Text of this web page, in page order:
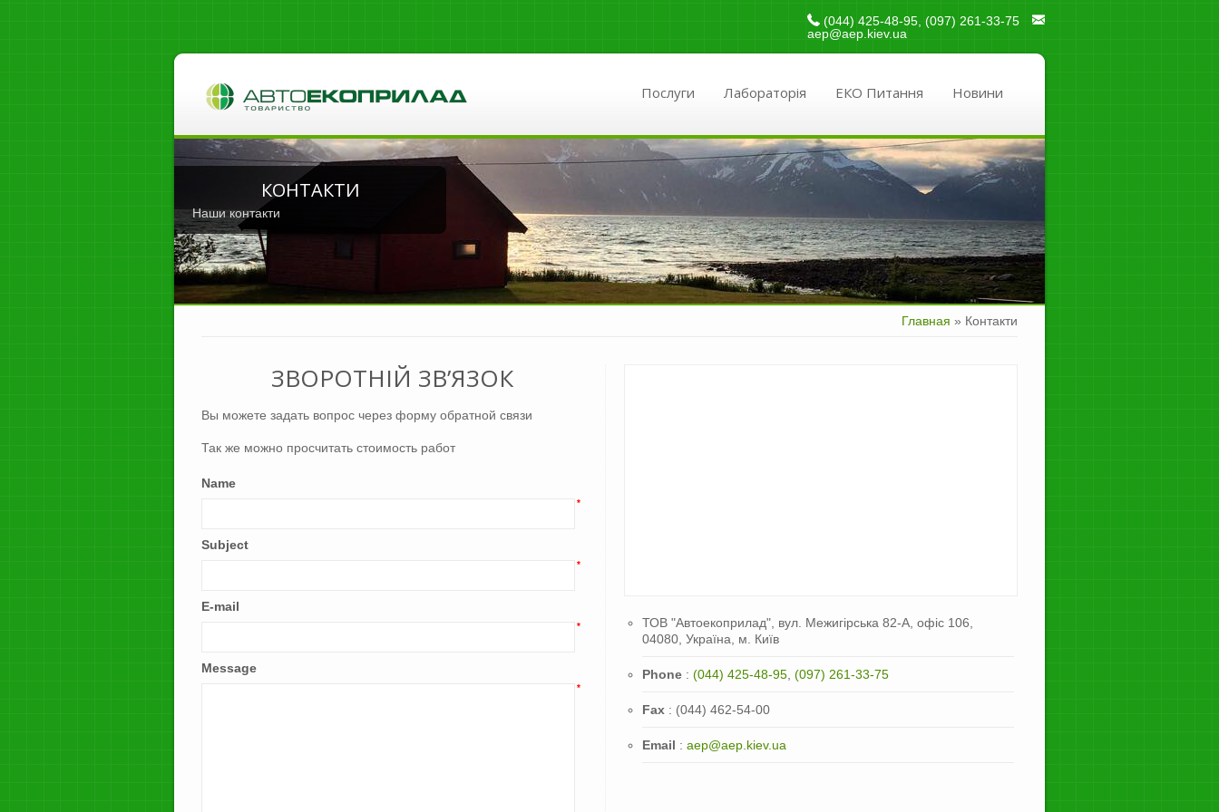
(044) 425-48-95 (097) 261-33-75
aep@aep.kiev.ua
Послуги Лабораторія ЕКО Питання Новини
КОНТАКТИ
Наши контакти
Главная » Контакти
ЗВОРОТНІЙ ЗВ’ЯЗОК
Вы можете задать вопрос через форму обратной связи
Так же можно просчитать стоимость работ
Name
*
Subject
*
E-mail
*
Message
*
ТОВ "Автоекоприлад", вул. Межигірська 82-А, офіс 106,
04080, Україна, м. Київ
Phone : (044) 425-48-95 (097) 261-33-75
Fax : (044) 462-54-00
Email : aep@aep.kiev.ua